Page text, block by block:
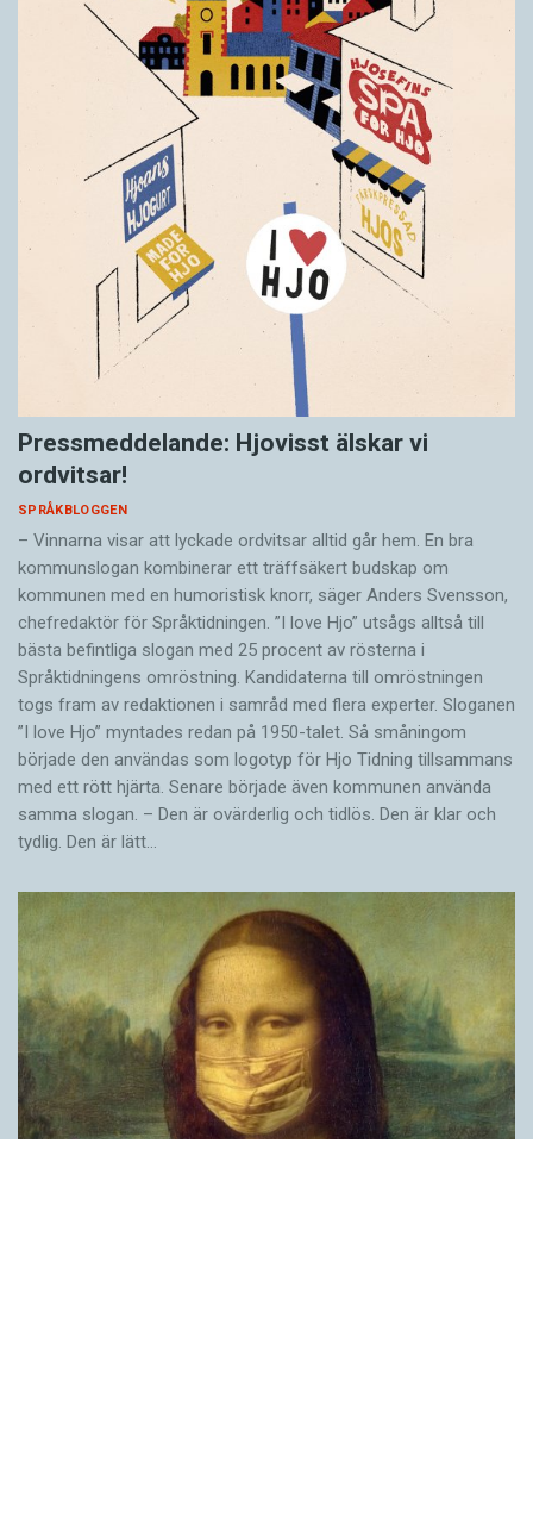
Pressmeddelande: Hjovisst älskar vi
ordvitsar!
SPRÅKBLOGGEN
– Vinnarna visar att lyckade ordvitsar alltid går hem. En bra
kommunslogan kombinerar ett träffsäkert budskap om
kommunen med en humoristisk knorr, säger Anders Svensson,
chefredaktör för Språktidningen. ”I love Hjo” utsågs alltså till
bästa befintliga slogan med 25 procent av rösterna i
Språktidningens omröstning. Kandidaterna till omröstningen
togs fram av redaktionen i samråd med flera experter. Sloganen
”I love Hjo” myntades redan på 1950-talet. Så småningom
började den användas som logotyp för Hjo Tidning tillsammans
med ett rött hjärta. Senare började även kommunen använda
samma slogan. – Den är ovärderlig och tidlös. Den är klar och
tydlig. Den är lätt…